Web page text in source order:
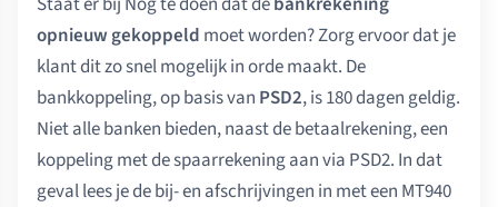
opnieuw gekoppeld moet worden? Zorg ervoor dat je
klant dit zo snel mogelijk in orde maakt. De
bankkoppeling, op basis van PSD2, is 180 dagen geldig.
Niet alle banken bieden, naast de betaalrekening, een
koppeling met de spaarrekening aan via PSD2. In dat
geval lees je de bij- en afschrijvingen in met een MT940